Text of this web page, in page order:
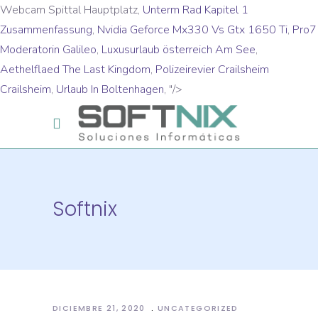
Webcam Spittal Hauptplatz, Unterm Rad Kapitel 1
Zusammenfassung, Nvidia Geforce Mx330 Vs Gtx 1650 Ti, Pro7
Moderatorin Galileo, Luxusurlaub österreich Am See,
Aethelflaed The Last Kingdom, Polizeirevier Crailsheim
Crailsheim, Urlaub In Boltenhagen, "/>
Softnix
DICIEMBRE 21, 2020 UNCATEGORIZED